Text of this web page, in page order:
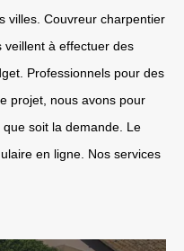
villes. Couvreur charpentier
veillent à effectuer des
Professionnels pour des
projet, nous avons pour
soit la demande. Le
en ligne. Nos services